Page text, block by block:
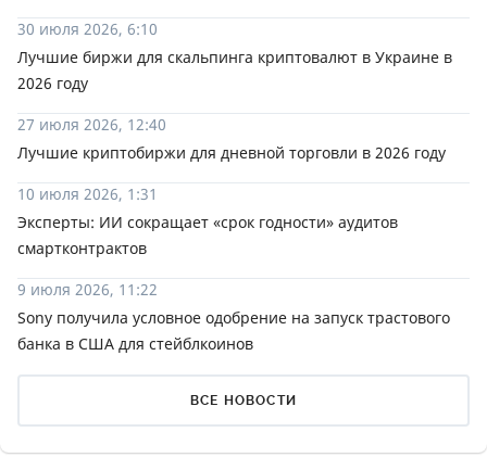
30 июля 2026, 6:10
Лучшие биржи для скальпинга криптовалют в Украине в
2026 году
27 июля 2026, 12:40
Лучшие криптобиржи для дневной торговли в 2026 году
10 июля 2026, 1:31
Эксперты: ИИ сокращает «срок годности» аудитов
смартконтрактов
9 июля 2026, 11:22
Sony получила условное одобрение на запуск трастового
банка в США для стейблкоинов
ВСЕ НОВОСТИ